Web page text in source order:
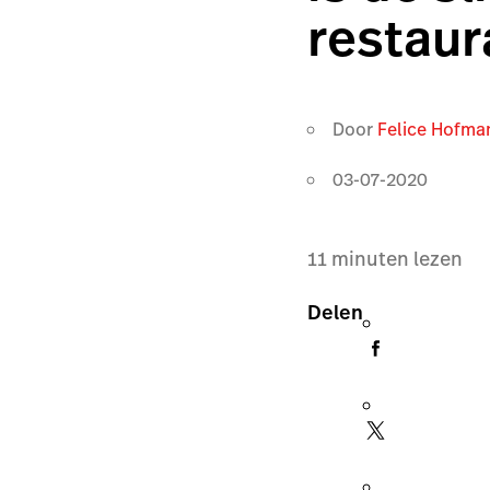
Door Felice
03-07-2020
11 minuten lezen
Delen